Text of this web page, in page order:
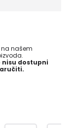
na našem
nisu dostupni